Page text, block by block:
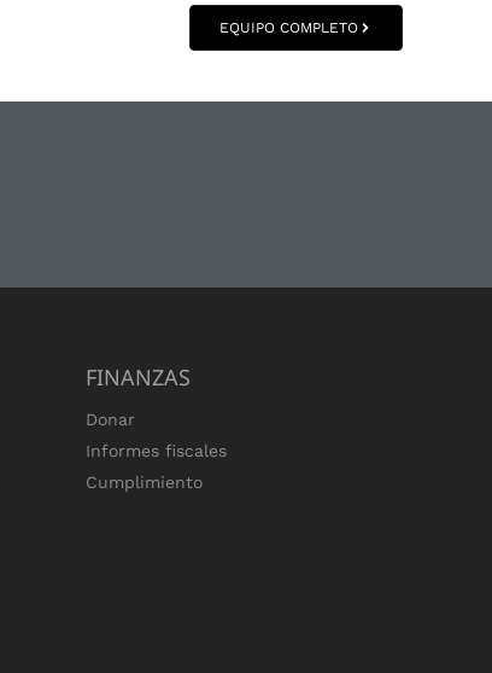
EQUIPO COMPLETO
FINANZAS
Donar
Informes fiscales
Cumplimiento